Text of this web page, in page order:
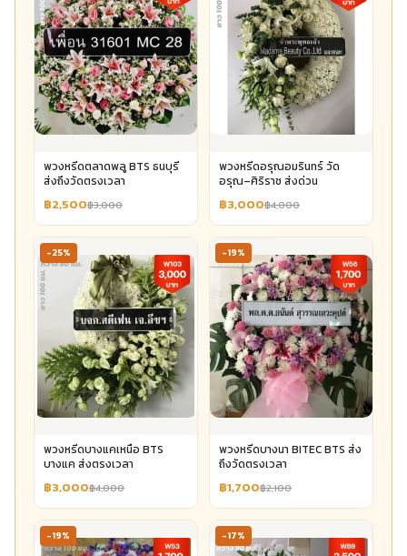
พวงหรีดตลาดพลู BTS ธนบุรี
ส่งถึงวัดตรงเวลา
฿2,500฿3,000
พวงหรีดอรุณอมรินทร์ วัด
อรุณ–ศิริราช ส่งด่วน
฿3,000฿4,000
-25%
พวงหรีดบางแคเหนือ BTS
บางแค ส่งตรงเวลา
฿3,000฿4,000
-19%
พวงหรีดบางนา BITEC BTS ส่ง
ถึงวัดตรงเวลา
฿1,700฿2,100
-19% -17%